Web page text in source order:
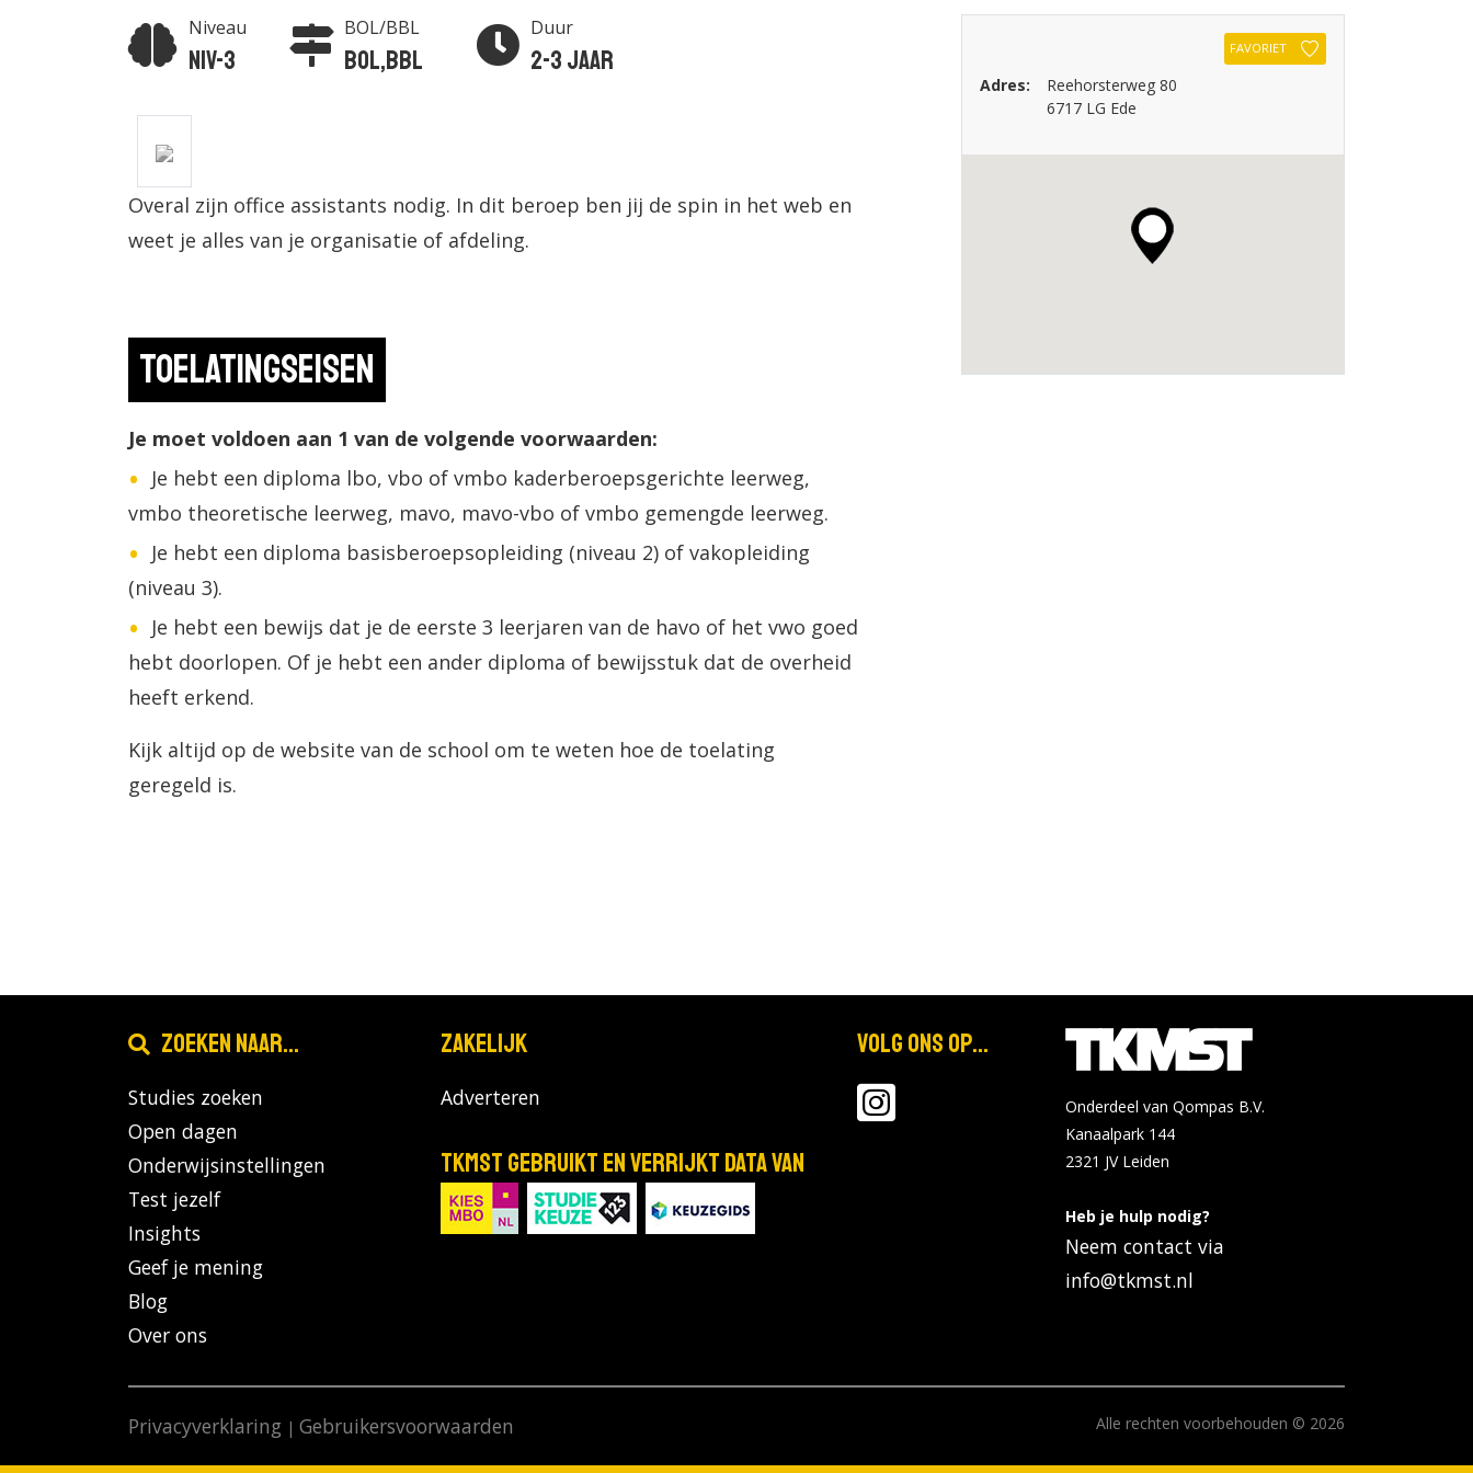
Niveau
Niv-3
BOL/BBL
BOL,BBL
Duur
2-3 jaar
Overal zijn office assistants nodig. In dit beroep ben jij de spin in het web en
weet je alles van je organisatie of afdeling.
Toelatingseisen
Je moet voldoen aan 1 van de volgende voorwaarden:
Je hebt een diploma lbo, vbo of vmbo kaderberoepsgerichte leerweg,
vmbo theoretische leerweg, mavo, mavo-vbo of vmbo gemengde leerweg.
Je hebt een diploma basisberoepsopleiding (niveau 2) of vakopleiding
(niveau 3).
Je hebt een bewijs dat je de eerste 3 leerjaren van de havo of het vwo goed
hebt doorlopen. Of je hebt een ander diploma of bewijsstuk dat de overheid
heeft erkend.
Kijk altijd op de website van de school om te weten hoe de toelating
geregeld is.
FAVORIET
Adres:
Reehorsterweg 80
6717 LG Ede
Zoeken naar...
Studies zoeken
Open dagen
Onderwijsinstellingen
Test jezelf
Insights
Geef je mening
Blog
Over ons
Zakelijk
Adverteren
TKMST gebruikt en verrijkt data van
Volg ons op...
Onderdeel van Qompas B.V.
Kanaalpark 144
2321 JV Leiden
Heb je hulp nodig?
Neem contact via
info@tkmst.nl
Privacyverklaring | Gebruikersvoorwaarden Alle rechten voorbehouden © 2026